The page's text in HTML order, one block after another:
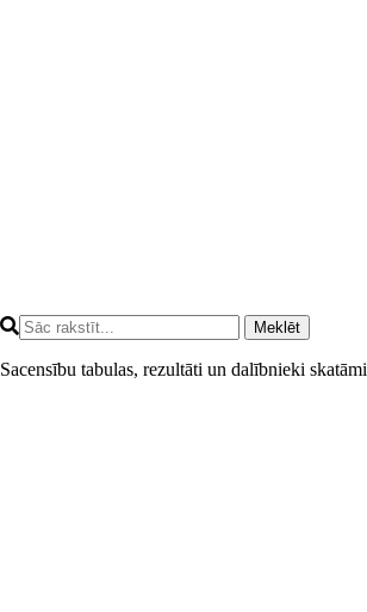
Meklēt
Sacensību tabulas, rezultāti un dalībnieki skatāmi